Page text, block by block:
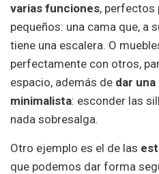
varias funciones, perfectos
pequeños: una cama que, a
tiene una escalera. O
perfectamente con otros,
espacio, además de dar
minimalista: esconder las
nada sobresalga.
Otro ejemplo es el de las
que podemos dar forma